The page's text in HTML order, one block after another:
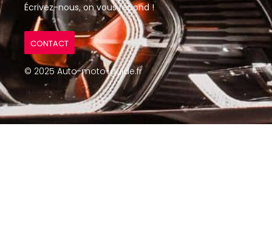
Écrivez-nous, on vous répond !
CONTACT
© 2025 Auto-moto-guide.fr